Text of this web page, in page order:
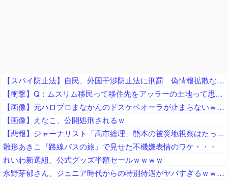
【スパイ防止法】自民、外国干渉防止法に刑罰 偽情報拡散などの不当干渉を防止 これに反対する政党はどこかな？
【衝撃】Q：ムスリム移民って移住先をアッラーの土地って思ってるの？ → 衝撃の回答がコチラ → ｗｗｗｗｗｗｗｗｗｗｗｗｗｗ
【画像】元ハロプロまなかんのドスケベオーラが止まらないｗｗｗｗ
【画像】えなこ、公開処刑されるｗ
【悲報】ジャーナリスト「高市総理、熊本の被災地視察はたったの3分！」 → ライブ動画で19分超の滞在が発覚 ｗｗｗｗｗｗｗｗｗｗｗｗｗｗｗ
雛形あきこ『路線バスの旅』で見せた不機嫌表情のワケ・・・
れいわ新選組、公式グッズ半額セールｗｗｗｗ
永野芽郁さん、ジュニア時代からの特別待遇がヤバすぎるｗｗｗｗｗ